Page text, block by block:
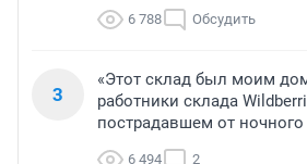
6 788 Обсудить
3
«Этот склад был моим
работники склада
пострадавшем от
6 494 2